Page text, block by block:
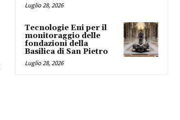
Luglio 28, 2026
Tecnologie Eni per il
monitoraggio delle
fondazioni della
Basilica di San Pietro
Luglio 28, 2026